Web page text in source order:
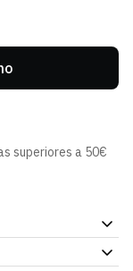
superiores a 50€
com muito orgulho.